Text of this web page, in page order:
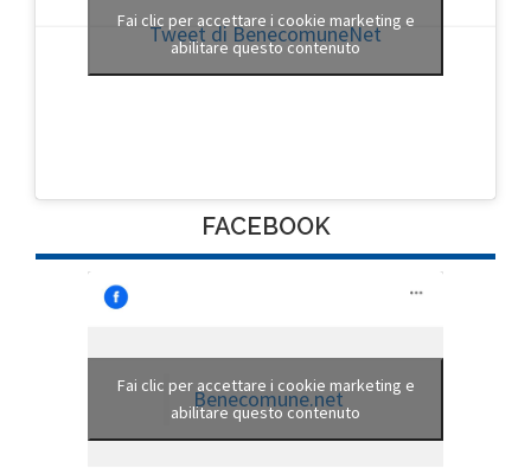
Tweet di BenecomuneNet
Fai clic per accettare i cookie marketing e
abilitare questo contenuto
FACEBOOK
Benecomune.net
Fai clic per accettare i cookie marketing e
abilitare questo contenuto